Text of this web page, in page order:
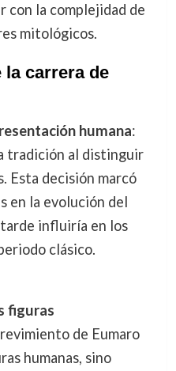
con la complejidad de
mitológicos.
la carrera de
humana:
tradición al distinguir
Esta decisión marcó
en la evolución del
influiría en los
clásico.
figuras
de Eumaro
humanas, sino